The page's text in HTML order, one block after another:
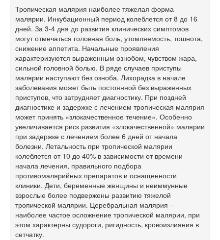
Тропическая малярия наиболее тяжелая форма
малярии. Инкубационный период колеблется от 8 до 16
дней. За 3-4 дня до развития клинических симптомов
могут отмечаться головная боль, утомляемость, тошнота,
снижение аппетита. Начальные проявления
характеризуются выраженным ознобом, чувством жара,
сильной головной болью. В ряде случаев приступы
малярии наступают без озноба. Лихорадка в начале
заболевания может быть постоянной без выраженных
приступов, что затрудняет диагностику. При поздней
диагностике и задержке с лечением тропическая малярия
может принять «злокачественное течение». Особенно
увеличивается риск развития «злокачественной» малярии
при задержке с лечением более 6 дней от начала
болезни. Летальность при тропической малярии
колеблется от 10 до 40% в зависимости от времени
начала лечения, правильного подбора
противомалярийных препаратов и оснащенности
клиники. Дети, беременные женщины и неиммунные
взрослые более подвержены развитию тяжелой
тропической малярии. Церебральная малярия –
наиболее частое осложнение тропической малярии, при
этом характерны судороги, ригидность, кровоизлияния в
сетчатку.